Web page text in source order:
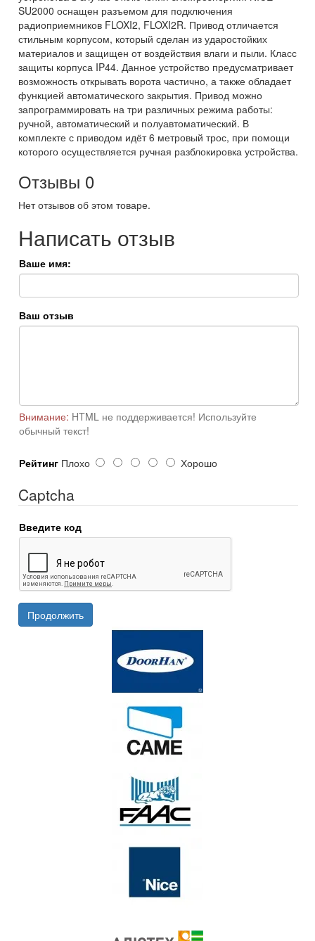
SU2000 оснащен разъемом для подключения
радиоприемников FLOXI2, FLOXI2R. Привод отличается
стильным корпусом, который сделан из ударостойких
материалов и защищен от воздействия влаги и пыли. Класс
защиты корпуса IP44. Данное устройство предусматривает
возможность открывать ворота частично, а также обладает
функцией автоматического закрытия. Привод можно
запрограммировать на три различных режима работы:
ручной, автоматический и полуавтоматический. В
комплекте с приводом идёт 6 метровый трос, при помощи
которого осуществляется ручная разблокировка устройства.
Отзывы 0
Нет отзывов об этом товаре.
Написать отзыв
Ваше имя:
Ваш отзыв
Внимание: HTML не поддерживается! Используйте
обычный текст!
Рейтинг Плохо Хорошо
Captcha
Введите код
Продолжить